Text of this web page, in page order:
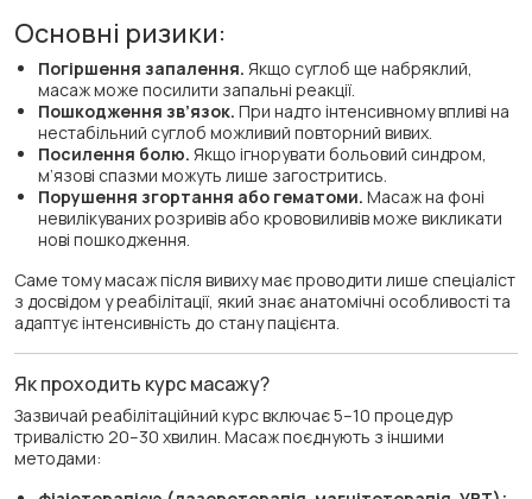
Основні ризики:
Погіршення запалення. Якщо суглоб ще набряклий,
масаж може посилити запальні реакції.
Пошкодження зв’язок. При надто інтенсивному впливі на
нестабільний суглоб можливий повторний вивих.
Посилення болю. Якщо ігнорувати больовий синдром,
м’язові спазми можуть лише загостритись.
Порушення згортання або гематоми. Масаж на фоні
невилікуваних розривів або крововиливів може викликати
нові пошкодження.
Саме тому масаж після вивиху має проводити лише спеціаліст
з досвідом у реабілітації, який знає анатомічні особливості та
адаптує інтенсивність до стану пацієнта.
Як проходить курс масажу?
Зазвичай реабілітаційний курс включає 5–10 процедур
тривалістю 20–30 хвилин. Масаж поєднують з іншими
методами: